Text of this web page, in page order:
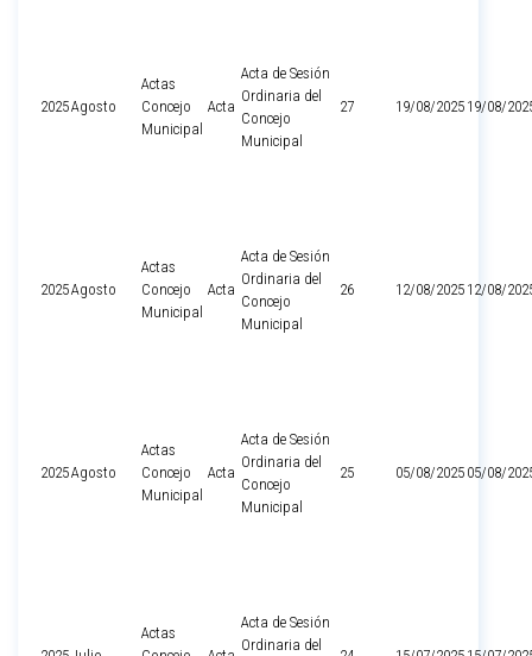
2025Agosto
Actas
Concejo
Municipal
Acta
Acta de Sesión
Ordinaria del
Concejo
Municipal
27 19/08/2025 19/08/
2025Agosto
Actas
Concejo
Municipal
Acta
Acta de Sesión
Ordinaria del
Concejo
Municipal
26 12/08/2025 12/08/
2025Agosto
Actas
Concejo
Municipal
Acta
Acta de Sesión
Ordinaria del
Concejo
Municipal
25 05/08/2025 05/08/
Actas
Acta de Sesión
Ordinaria del